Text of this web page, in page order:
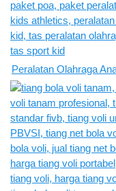
Peralatan Olahraga